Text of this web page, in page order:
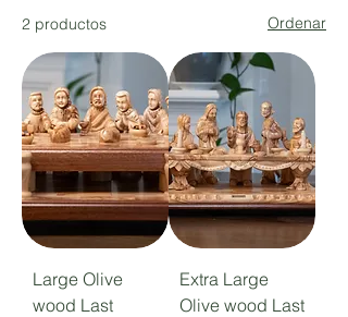
2 productos Ordenar
Large Olive
wood Last
Extra Large
Olive wood Last